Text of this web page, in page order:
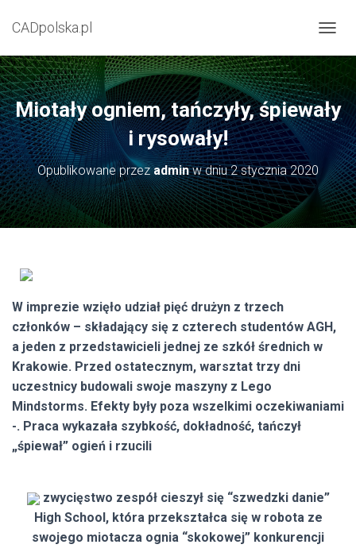
CADpolska.pl
R
Z
E
Ł
Ą
C
A
W
I
G
Miotały ogniem, tańczyły, śpiewały
i rysowały!
Opublikowane przezadminw dniu2 stycznia 2020
W imprezie wzięło udział pięć drużyn z trzech
członków – składający się z czterech studentów AGH,
a jeden z przedstawicieli jednej ze szkół średnich w
Krakowie. Przed ostatecznym, warsztat trzy dni
uczestnicy budowali swoje maszyny z Lego
Mindstorms. Efekty były poza wszelkimi oczekiwaniami
-. Praca wykazała szybkość, dokładność, tańczył
„śpiewał” ogień i rzucili
zwycięstwo zespół cieszył się “szwedzki danie”
High School, która przekształca się w robota ze
swojego miotacza ognia “skokowej” konkurencji